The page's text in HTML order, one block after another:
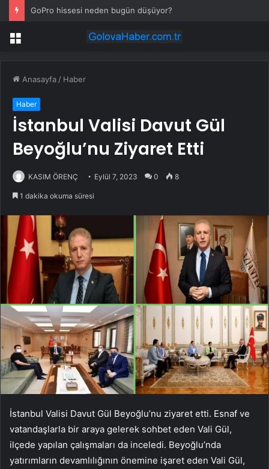
GoPro hissesi neden bugün düşüyor?
Menü
Anasayfa / Haber
Haber
İstanbul Valisi Davut Gül
Beyoğlu’nu Ziyaret Etti
KASIM ÖRENÇ Eylül 7, 2023 0 8
1 dakika okuma süresi
İstanbul Valisi Davut Gül Beyoğlu’nu ziyaret etti. Esnaf ve
vatandaşlarla bir araya gelerek sohbet eden Vali Gül,
ilçede yapılan çalışmaları da inceledi. Beyoğlu’nda
yatırımların devamlılığının önemine işaret eden Vali Gül,